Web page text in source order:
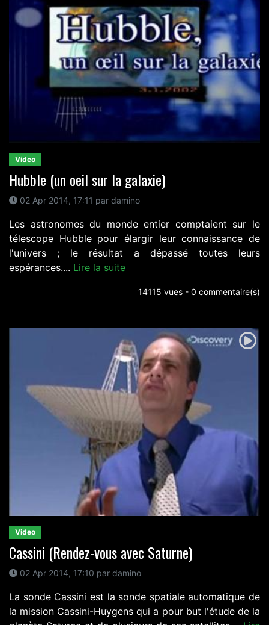
Video
Hubble (un oeil sur la galaxie)
02 Apr 2014, 17:11 par damino
Les astronomes du monde entier comptaient sur le
télescope Hubble pour élargir leur connaissance de
l'univers ; le résultat a dépassé toutes leurs
espérances.... Lire la suite
14115 vues - 0 commentaire(s)
Video
Cassini (Rendez-vous avec Saturne)
02 Apr 2014, 17:10 par damino
La sonde Cassini est la sonde spatiale automatique de
la mission Cassini-Huygens qui a pour but l'étude de la